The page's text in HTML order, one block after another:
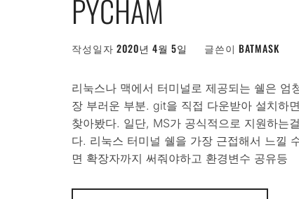
PYCHAM
작성일자 2020년 4월 5일 글쓴이 BATMASK
리눅스나 맥에서 터미널로 제공되는 쉘은
장 부러운 부분. git을 직접 다운받아 설치하
찾아봤다. 일단, MS가 공식적으로 지원하
다. 리눅스 터미널 쉘을 가장 근접해서 느낄
면 확장자까지 써줘야하고 환경변수 공유등